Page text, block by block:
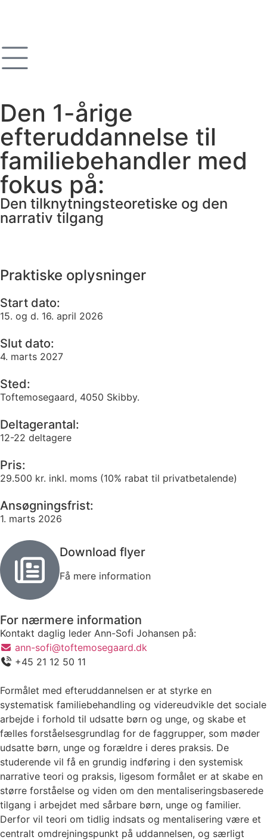
Den 1-årige
efteruddannelse til
familiebehandler med
fokus på:
Den tilknytningsteoretiske og den
narrativ tilgang
Praktiske oplysninger
Start dato:
15. og d. 16. april 2026
Slut dato:
4. marts 2027
Sted:
Toftemosegaard, 4050 Skibby.
Deltagerantal:
12-22 deltagere
Pris:
29.500 kr. inkl. moms (10% rabat til privatbetalende)
Ansøgningsfrist:
1. marts 2026
Download flyer
Få mere information
For nærmere information
Kontakt daglig leder Ann-Sofi Johansen på:
ann-sofi@toftemosegaard.dk
+45 21 12 50 11
Formålet med efteruddannelsen er at styrke en
systematisk familiebehandling og videreudvikle det sociale
arbejde i forhold til udsatte børn og unge, og skabe et
fælles forståelsesgrundlag for de faggrupper, som møder
udsatte børn, unge og forældre i deres praksis. De
studerende vil få en grundig indføring i den systemisk
narrative teori og praksis, ligesom formålet er at skabe en
større forståelse og viden om den mentaliseringsbaserede
tilgang i arbejdet med sårbare børn, unge og familier.
Derfor vil teori om tidlig indsats og mentalisering være et
centralt omdrejningspunkt på uddannelsen, og særligt